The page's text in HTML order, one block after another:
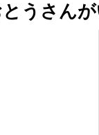
うさんが